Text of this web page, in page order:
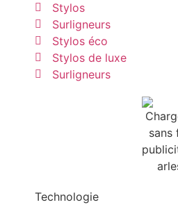
Stylos
Surligneurs
Stylos éco
Stylos de luxe
Surligneurs
Technologie